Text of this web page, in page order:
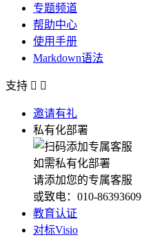
专题频道
帮助中心
使用手册
Markdown语法
支持  
邀请有礼
私有化部署
如需私有化部署
请添加您的专属客服
或致电：010-86393609
教育认证
对标Visio